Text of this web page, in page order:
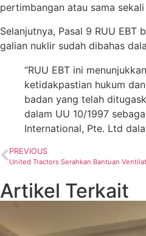
pertimbangan atau sama
Selanjutnya, Pasal 9 RUU
galian nuklir sudah dibahas
“RUU EBT ini
ketidakpastian hukum
badan yang telah
dalam UU 10/1997
International, Pte. Ltd
PREVIOUS
United Tractors Serahkan Bantuan
Artikel Terkait